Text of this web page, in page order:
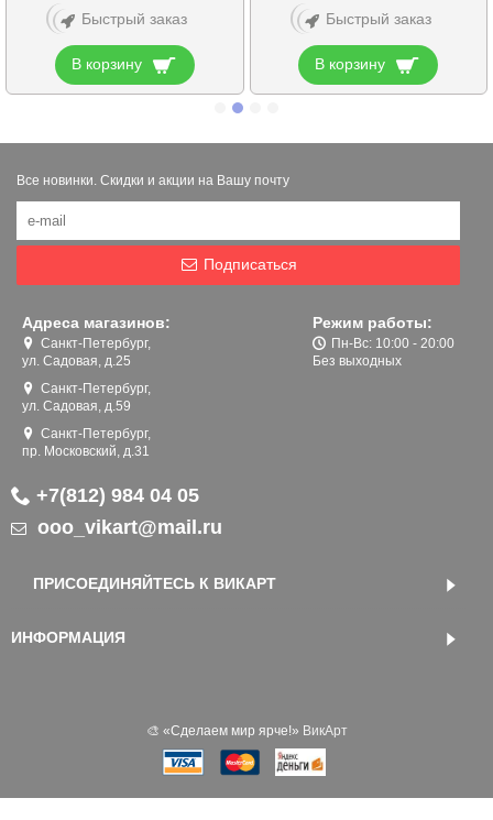
Быстрый заказ
В корзину
Быстрый заказ
В корзину
Все новинки. Скидки и акции на Вашу почту
Подписаться
Адреса магазинов:
Санкт-Петербург,
ул. Садовая, д.25
Санкт-Петербург,
ул. Садовая, д.59
Санкт-Петербург,
пр. Московский, д.31
Режим работы:
Пн-Вс: 10:00 - 20:00
Без выходных
+7(812) 984 04 05
ooo_vikart@mail.ru
ПРИСОЕДИНЯЙТЕСЬ К ВИКАРТ
ИНФОРМАЦИЯ
🎨 «‎Сделаем мир ярче!» ВикАрт